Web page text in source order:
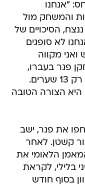
"אנחנו
והמשחק מול
הסיכויים של
לא סופגים
מקווה
פנר בעברו,
בהתייחסו להגנה הנפלאה שספגה רק 13 שערים.
היא הצורה הטובה
את פנר, ישב
קשטן. לאחר
הלאומי את
בלילי, לקראת
בסוף חודש